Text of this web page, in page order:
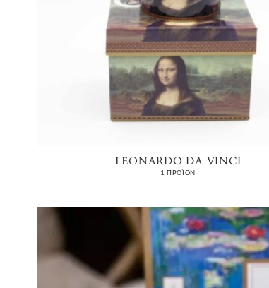
LEONARDO DA VINCI
1 ΠΡΟΪΌΝ